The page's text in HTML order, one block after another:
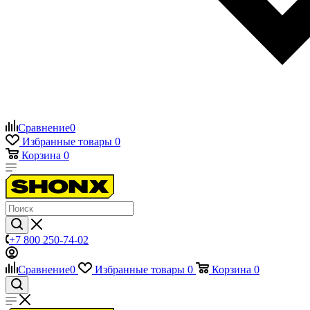
Сравнение0
Избранные товары 0
Корзина 0
+7 800 250-74-02
Сравнение0 Избранные товары 0 Корзина 0